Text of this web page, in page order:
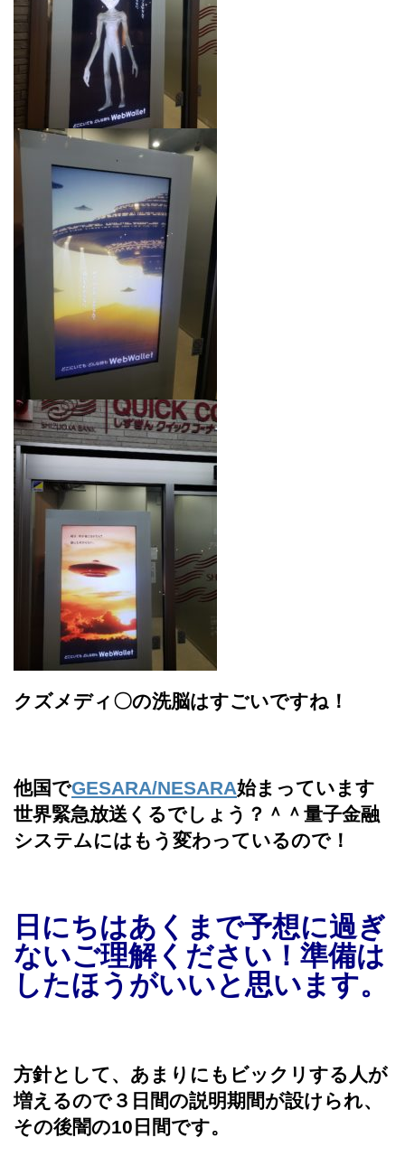
クズメディ〇の洗脳はすごいですね！
他国でGESARA/NESARA始まっています
世界緊急放送くるでしょう？＾＾量子金融
システムにはもう変わっているので！
日にちはあくまで予想に過ぎ
ないご理解ください！準備は
したほうがいいと思います。
方針として、あまりにもビックリする人が
増えるので３日間の説明期間が設けられ、
その後闇の10日間です。